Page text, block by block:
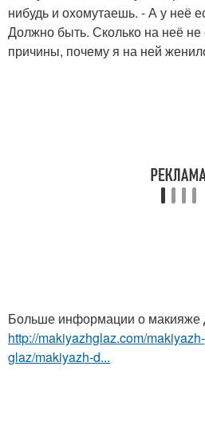
нибудь и охомутаешь. - А у неё
Должно быть. Сколько на неё не
причины, почему я на ней
Больше информации о макияже
http://makiyazhglaz.com/
glaz/makiyazh-d...